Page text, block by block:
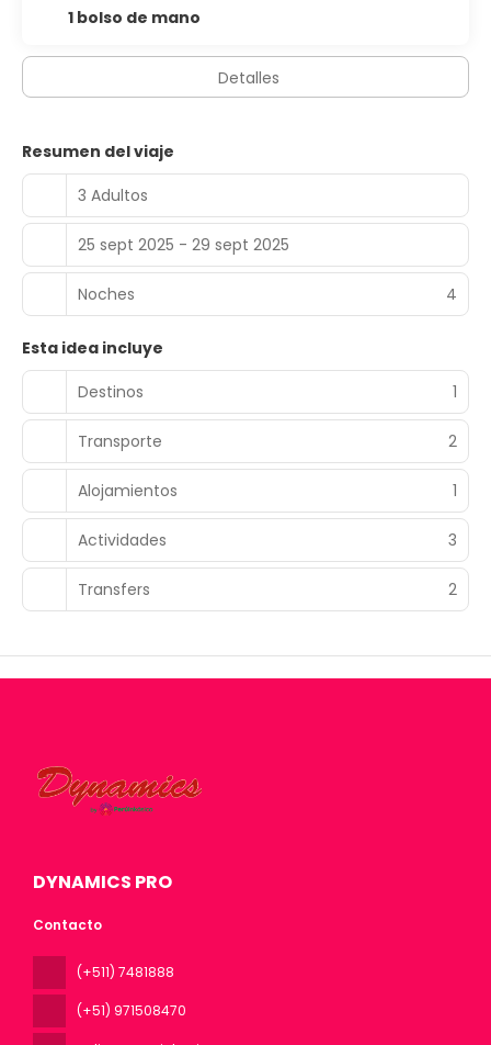
1 bolso de mano
Detalles
Resumen del viaje
3 Adultos
25 sept 2025 - 29 sept 2025
Noches 4
Esta idea incluye
Destinos
1
Transporte 2
Alojamientos 1
Actividades 3
Transfers 2
DYNAMICS PRO
Contacto
(+511) 7481888
(+51) 971508470